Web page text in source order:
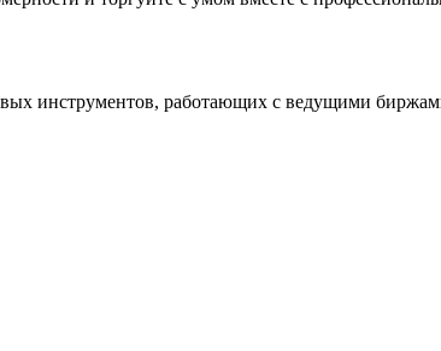
инструментов, работающих с ведущими